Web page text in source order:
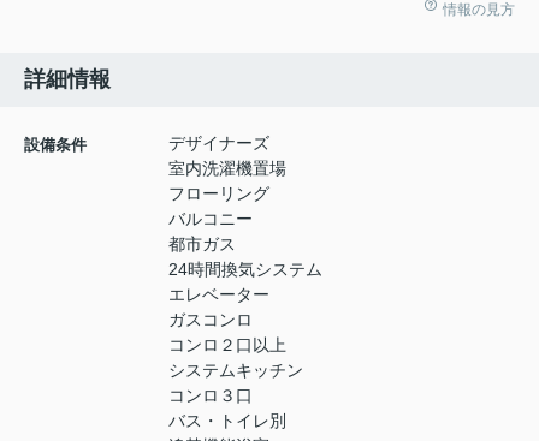
情報の見方
詳細情報
設備条件
デザイナーズ
室内洗濯機置場
フローリング
バルコニー
都市ガス
24時間換気システム
エレベーター
ガスコンロ
コンロ２口以上
システムキッチン
コンロ３口
バス・トイレ別